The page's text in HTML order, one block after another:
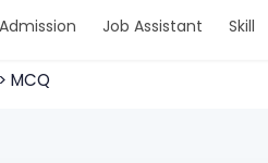
Admission Job Assistant Skill
> MCQ